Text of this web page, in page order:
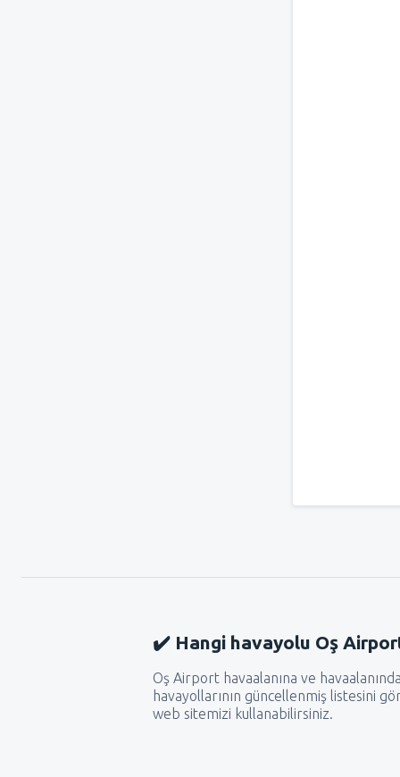
✔️ Hangi havayolu Oş
Oş Airport havaalanına ve
havayollarının güncellenmiş listesini
web sitemizi kullanabilirsiniz.